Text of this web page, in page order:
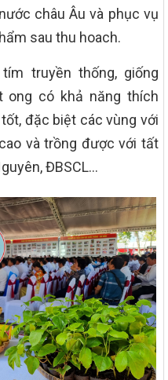
châu Âu và phục vụ
sau thu hoach.
truyền thống, giống
ong có khả năng thích
đặc biệt các vùng với
và trồng được với tất
ĐBSCL…